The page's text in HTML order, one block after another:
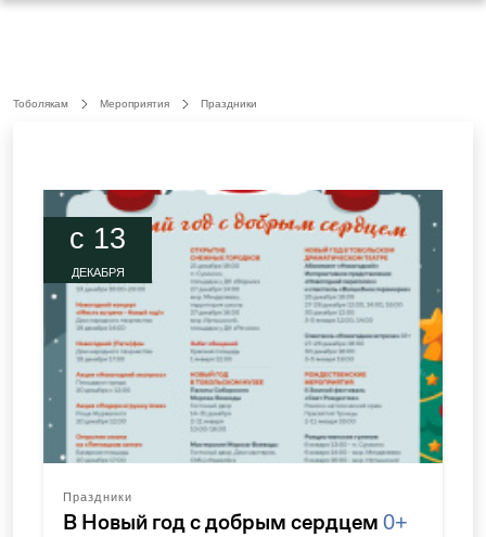
Тоболякам Мероприятия Праздники
c 13
ДЕКАБРЯ
Праздники
В Новый год с добрым сердцем 0+